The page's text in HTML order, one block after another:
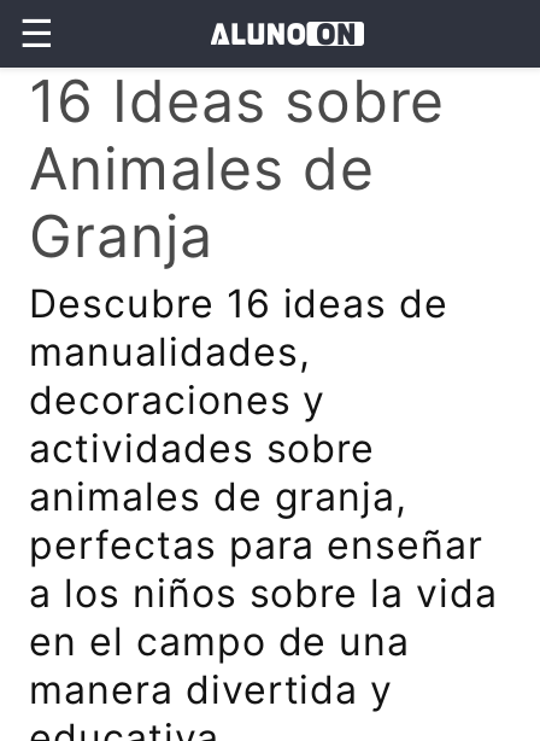
☰
16 Ideas sobre
Animales de
Granja
Descubre 16 ideas de
manualidades,
decoraciones y
actividades sobre
animales de granja,
perfectas para enseñar
a los niños sobre la vida
en el campo de una
manera divertida y